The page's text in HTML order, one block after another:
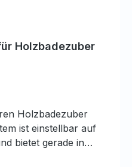
Holzbadezuber
Holzbadezuber
ist einstellbar auf
bietet gerade in